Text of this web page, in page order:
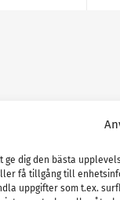
ge dig den bästa
få tillgång till
uppgifter som t.ex.